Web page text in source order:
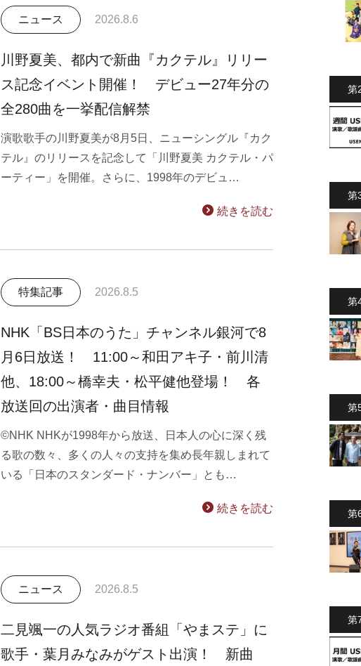
ニュース 2026.8.6
川野夏美、都内で新曲『カクテル』リリー
ス記念イベント開催！ デビュー27年分の
全280曲を一挙配信解禁
演歌歌手の川野夏美が8月5日、ニューシングル『カク
テル』のリリースを記念して「川野夏美 カクテル・パ
ーティー」を開催。さらに、1998年のデビュ…
続きを読む
特集記事 2026.8.5
NHK「BS日本のうた」チャンネル銀河で8
月6日放送！ 11:00～和田アキ子・前川清
他、18:00～橋幸夫・松平健他登場！ 各
放送回の出演者・曲目情報
©NHK NHKが1998年から放送、日本人の心に深く残
る歌の数々、多くの人々の支持を集め長年親しまれて
いる「日本のスタンダード・ナンバー」とも…
続きを読む
ニュース 2026.8.5
二見颯一の人気ラジオ番組「やまステ」に
歌手・葉月みなみがゲスト出演！ 新曲